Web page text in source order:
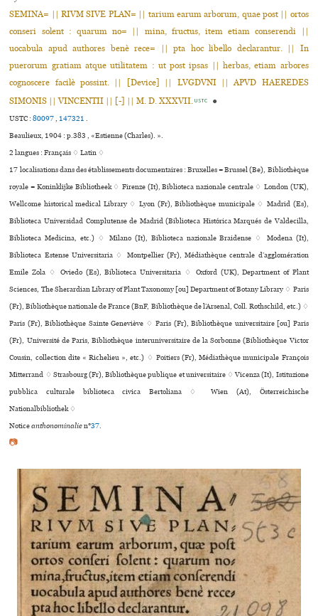
SEMINA= || RIVM SIVE PLAN= || tarium earum arborum, quae post || ortos
conseri solent : quarum no= || mina, fructus, item etiam conserendi ||
uocabula apud authores benè rece= || pta hoc libello declarantur. || In
puerorum gratiam atque utilitatem : ut post ipsas || herbas, etiam arbores
cognoscere facilè possint. || [Device] || LVGDVNI || APVD HAEREDES
SIMONIS || VINCENTII || [-] || M. D. XXXVII. USTC ●
USTC :80097, 147321.
Beaulieux, 1904 : p.383 , «Estienne (Charles). ».
2 langues :Français ♢Latin ♢
17 localisations dans des établissements documentaires : Bruxelles = Brussel (Be), Bibliothèque
royale = Koninklijke Bibliotheek ♢ Firenze (It), Biblioteca nazio­nale cen­trale ♢ London (UK),
Wellcome his­to­ri­cal medi­cal Library ♢ Lyon (Fr), Bibliothèque muni­ci­pale ♢ Madrid (Es),
Biblioteca Universidad Complutense de Madrid (Biblioteca Histórica Marqués de Valdecilla,
Biblioteca Medicina, etc.) ♢ Milano (It), Biblioteca nazio­nale Braidense ♢ Modena (It),
Biblioteca Estense Universitaria ♢ Montpellier (Fr), Médiathèque cen­trale d’agglo­mé­ra­tion
Emile Zola ♢ Oviedo (Es), Biblioteca Universitaria ♢ Oxford (UK), Department of Plant
Sciences, The Sherardian Library of Plant Taxonomy [ou] Department of Botany Library ♢ Paris
(Fr), Bibliothèque nationale de France (BnF, Bibliothèque de l’Arsenal, Coll. Rothschild, etc.) ♢
Paris (Fr), Bibliothèque Sainte Geneviève ♢ Paris (Fr), Bibliothèque uni­ver­si­taire [ou] Paris
(Fr), Université de Paris, Bibliothèque inte­ru­ni­ver­si­taire de la Sorbonne (Bibliothèque Victor
Cousin, collection dite « Richelieu », etc.) ♢ Poitiers (Fr), Médiathèque muni­ci­pale François
Mitterrand ♢ Strasbourg (Fr), Bibliothèque publi­que et uni­ver­si­taire ♢ Vicenza (It), Istituzione
pub­blica cultu­rale biblio­teca civica Bertoliana ♢ Wien (At), Österreichische
Nationalbibliothek ♢
Noticeanthonominalien°37.
📷